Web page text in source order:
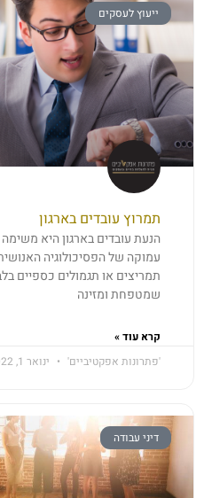
ייעוץ לעסקים
תמרוץ עובדים בארגון
הנעת עובדים בארגון היא
עמוקה של הפסיכולוגיה
תמריצים או תגמולים כספיים
שמטפחת ומזינה
קרא עוד »
'פתרונות אפקטיביים'
ינואר 1, 2022
דיני עבודה